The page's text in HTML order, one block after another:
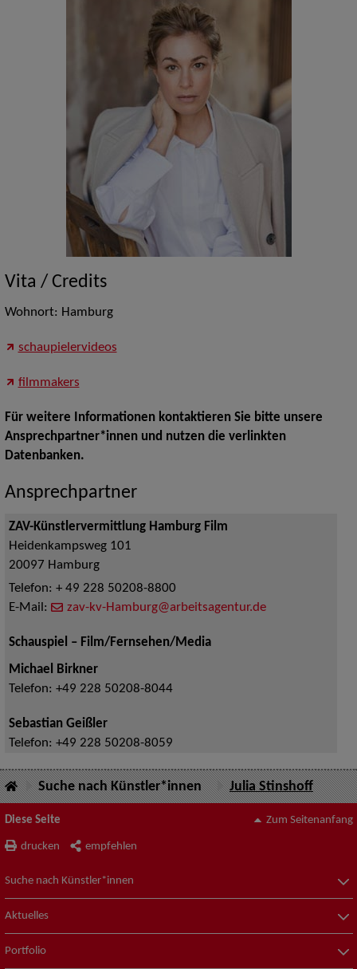
Vita / Credits
Wohnort: Hamburg
schaupielervideos
filmmakers
Für weitere Informationen kontaktieren Sie bitte unsere
Ansprechpartner*innen und nutzen die verlinkten
Datenbanken.
Ansprechpartner
ZAV-Künstlervermittlung Hamburg Film
Heidenkampsweg 101
20097 Hamburg
Telefon: + 49 228 50208-8800
E-Mail:
zav-kv-Hamburg@arbeitsagentur.de
Schauspiel – Film/Fernsehen/Media
Michael Birkner
Telefon: +49 228 50208-8044
Sebastian Geißler
Telefon: +49 228 50208-8059
Suche nach Künstler*innen Julia Stinshoff
Diese Seite
drucken empfehlen
Zum Seitenanfang
Suche nach Künstler*innen
Aktuelles
Portfolio